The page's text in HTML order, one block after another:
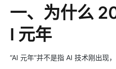
一、为什么
I 元年
“AI 元年”并不是指 AI 技术刚出现，